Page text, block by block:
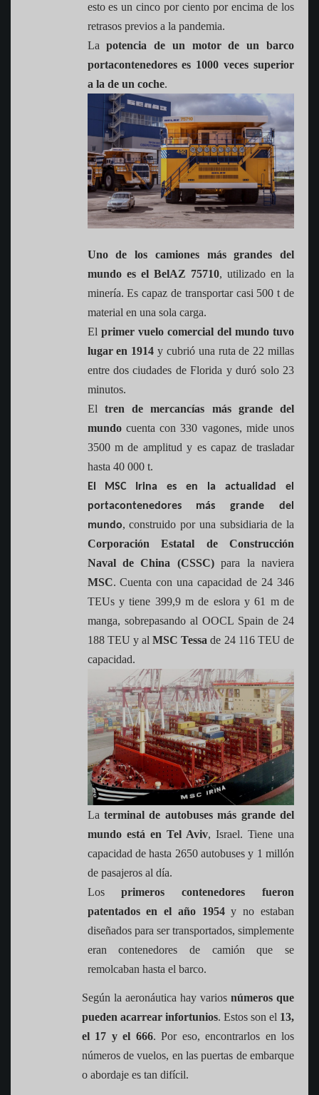
esto es un cinco por ciento por encima de los
retrasos previos a la pandemia.
Lapotencia de un motor de un barco
portacontenedores es 1000 veces superior
a la de un coche.
Uno de los camiones más grandes del
mundo es el BelAZ 75710, utilizado en la
minería. Es capaz de transportar casi 500 t de
material en una sola carga.
El primer vuelo comercial del mundo tuvo
lugar en 1914 y cubrió una ruta de 22 millas
entre dos ciudades de Florida y duró solo 23
minutos.
El tren de mercancías más grande del
mundocuenta con 330 vagones, mide unos
3500 m de amplitud y es capaz de trasladar
hasta 40 000 t.
El MSC Irina es en la actualidad el
portacontenedores más grande del
mundo, construido por una subsidiaria de la
Corporación Estatal de Construcción
Naval de China (CSSC)para la naviera
MSC. Cuenta con una capacidad de 24 346
TEUs y tiene 399,9 m de eslora y 61 m de
manga, sobrepasando al OOCL Spain de 24
188 TEU y alMSC Tessa de 24 116 TEU de
capacidad.
La terminal de autobuses más grande del
mundo está en Tel Aviv, Israel. Tiene una
capacidad de hasta 2650 autobuses y 1 millón
de pasajeros al día.
Losprimeros contenedores
fueron
patentados en el año 1954y no estaban
diseñados para ser transportados, simplemente
eran contenedores de camión que se
remolcaban hasta el barco.
Según la aeronáutica hay varios números que
pueden acarrear infortunios. Estos son el 13,
el 17 y el 666. Por eso, encontrarlos en los
números de vuelos, en las puertas de embarque
o abordaje es tan difícil.